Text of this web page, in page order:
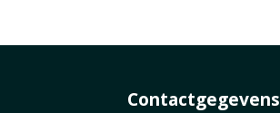
Contactgegevens